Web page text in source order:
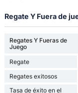
Regate Y Fuera de
Regates Y Fueras de
Juego
Regate
Regates exitosos
Tasa de éxito en el